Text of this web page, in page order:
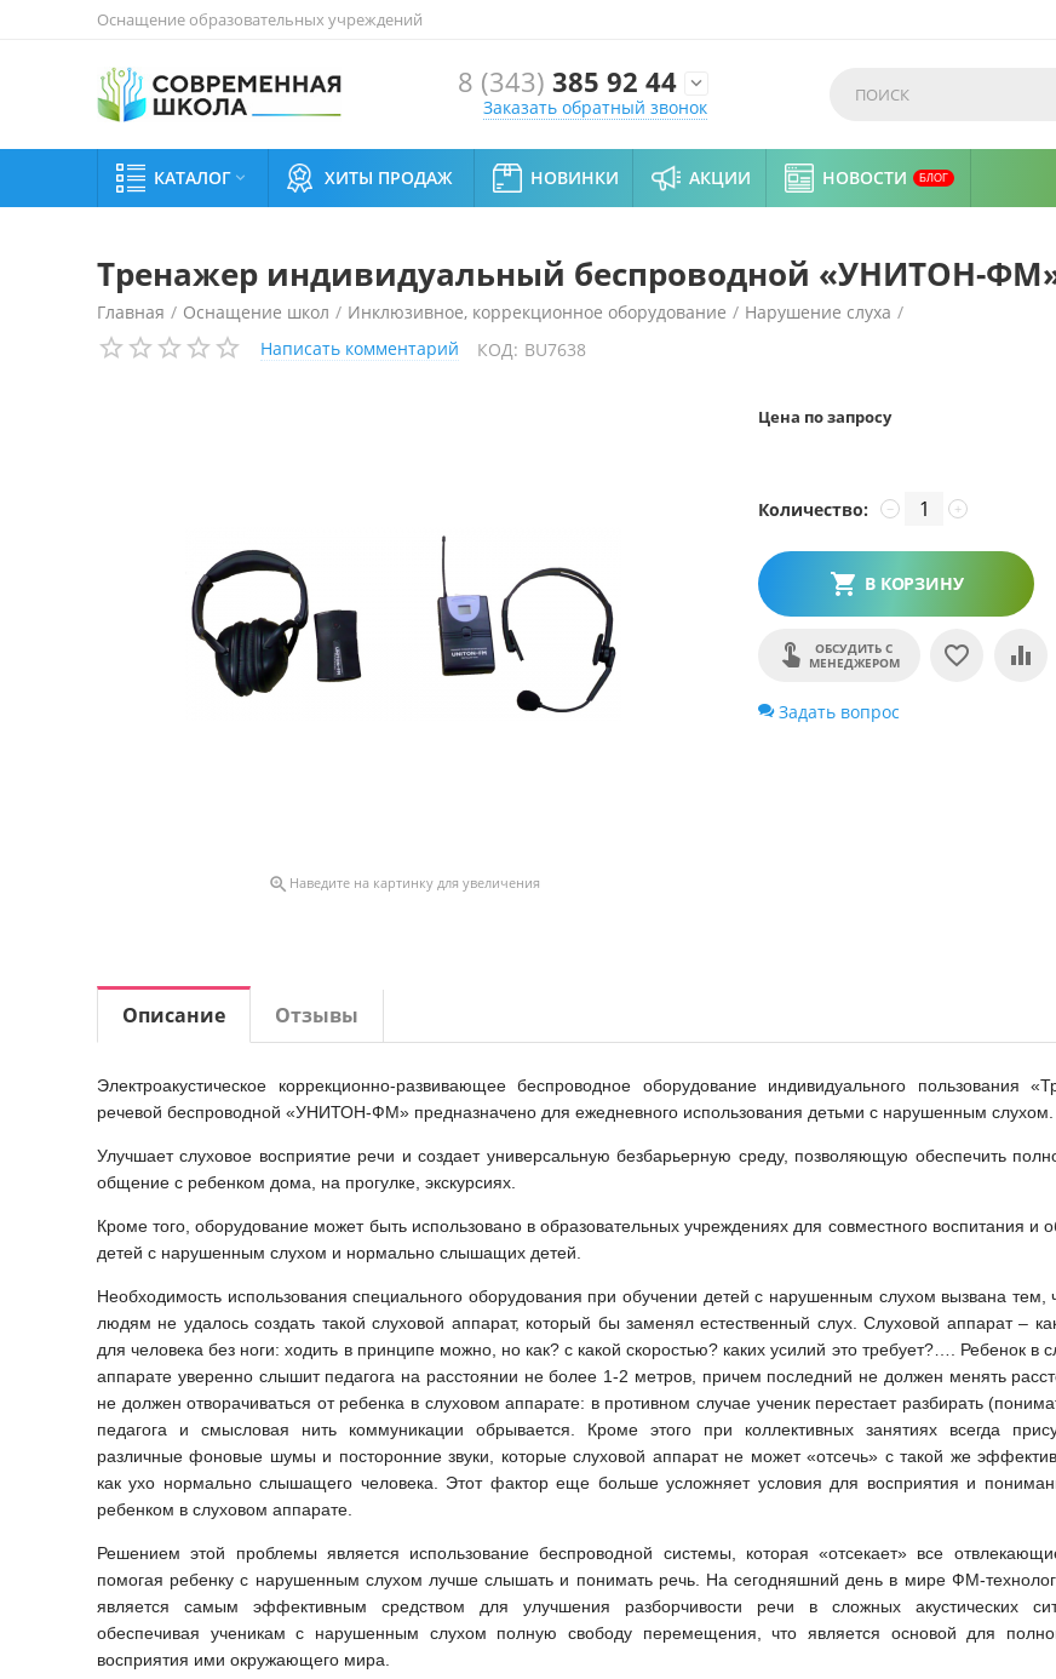
Оснащение образовательных учреждений
8 (343) 385 92 44 
Заказать обратный звонок
КАТАЛОГ  ХИТЫ ПРОДАЖ НОВИНКИ АКЦИИ НОВОСТИ БЛОГ
Тренажер индивидуальный беспроводной «УНИТОН-
Главная / Оснащение школ / Инклюзивное, коррекционное оборудование / Нарушение слуха /
Тренажер индивидуальный беспроводной «УНИТОН-ФМ».
Написать комментарий КОД: BU7638
 Наведите на картинку для увеличения
Цена по запросу
Количество: +
−
В КОРЗИНУ
ОБСУДИТЬ С
МЕНЕДЖЕРОМ
Задать вопрос
Описание Отзывы
Электроакустическое коррекционно-развивающее беспроводное оборудование индивидуального пользования
речевой беспроводной «УНИТОН-ФМ» предназначено для ежедневного использования детьми с нарушенным слухом.
Улучшает слуховое восприятие речи и создает универсальную безбарьерную среду, позволяющую обеспечить
общение с ребенком дома, на прогулке, экскурсиях.
Кроме того, оборудование может быть использовано в образовательных учреждениях для совместного воспитания и
детей с нарушенным слухом и нормально слышащих детей.
Необходимость использования специального оборудования при обучении детей с нарушенным слухом вызвана тем,
людям не удалось создать такой слуховой аппарат, который бы заменял естественный слух. Слуховой аппарат –
для человека без ноги: ходить в принципе можно, но как? с какой скоростью? каких усилий это требует?…. Ребенок в
аппарате уверенно слышит педагога на расстоянии не более 1-2 метров, причем последний не должен менять
не должен отворачиваться от ребенка в слуховом аппарате: в противном случае ученик перестает разбирать
педагога и смысловая нить коммуникации обрывается. Кроме этого при коллективных занятиях всегда
различные фоновые шумы и посторонние звуки, которые слуховой аппарат не может «отсечь» с такой же
как ухо нормально слышащего человека. Этот фактор еще больше усложняет условия для восприятия и
ребенком в слуховом аппарате.
Решением этой проблемы является использование беспроводной системы, которая «отсекает» все
помогая ребенку с нарушенным слухом лучше слышать и понимать речь. На сегодняшний день в мире ФМ-
является самым эффективным средством для улучшения разборчивости речи в сложных акустических
обеспечивая ученикам с нарушенным слухом полную свободу перемещения, что является основой для
восприятия ими окружающего мира.